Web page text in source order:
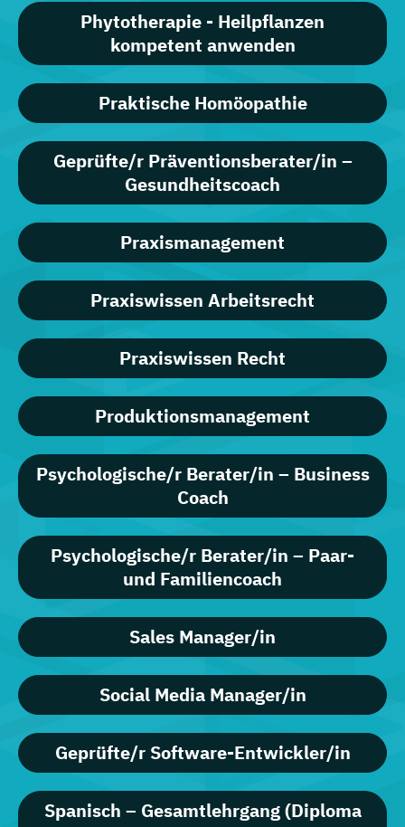
Phytotherapie - Heilpflanzen
kompetent anwenden
Praktische Homöopathie
Geprüfte/r Präventionsberater/in –
Gesundheitscoach
Praxismanagement
Praxiswissen Arbeitsrecht
Praxiswissen Recht
Produktionsmanagement
Psychologische/r Berater/in – Business
Coach
Psychologische/r Berater/in – Paar-
und Familiencoach
Sales Manager/in
Social Media Manager/in
Geprüfte/r Software-Entwickler/in
Spanisch – Gesamtlehrgang (Diploma